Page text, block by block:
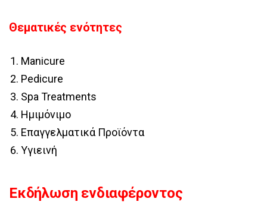
Θεματικές ενότητες
Manicure
Pedicure
Spa Treatments
Ημιμόνιμο
Επαγγελματικά Προϊόντα
Υγιεινή
Εκδήλωση ενδιαφέροντος